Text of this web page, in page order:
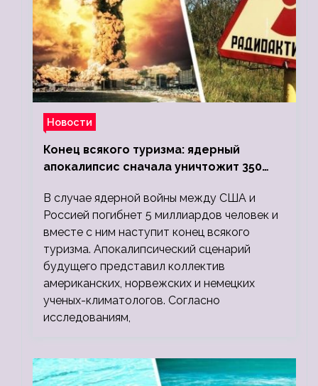
Новости
Конец всякого туризма: ядерный
апокалипсис сначала уничтожит 350
людей
В случае ядерной войны между США и
Россией погибнет 5 миллиардов человек и
вместе с ним наступит конец всякого
туризма. Апокалипсический сценарий
будущего представил коллектив
американских, норвежских и немецких
ученых-климатологов. Согласно
исследованиям,